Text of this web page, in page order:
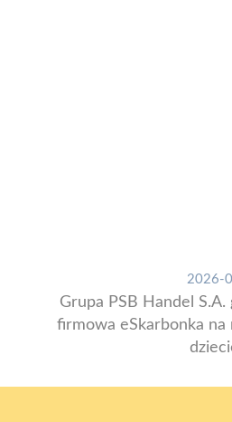
2026-
Grupa PSB Handel S.A.
firmowa eSkarbonka